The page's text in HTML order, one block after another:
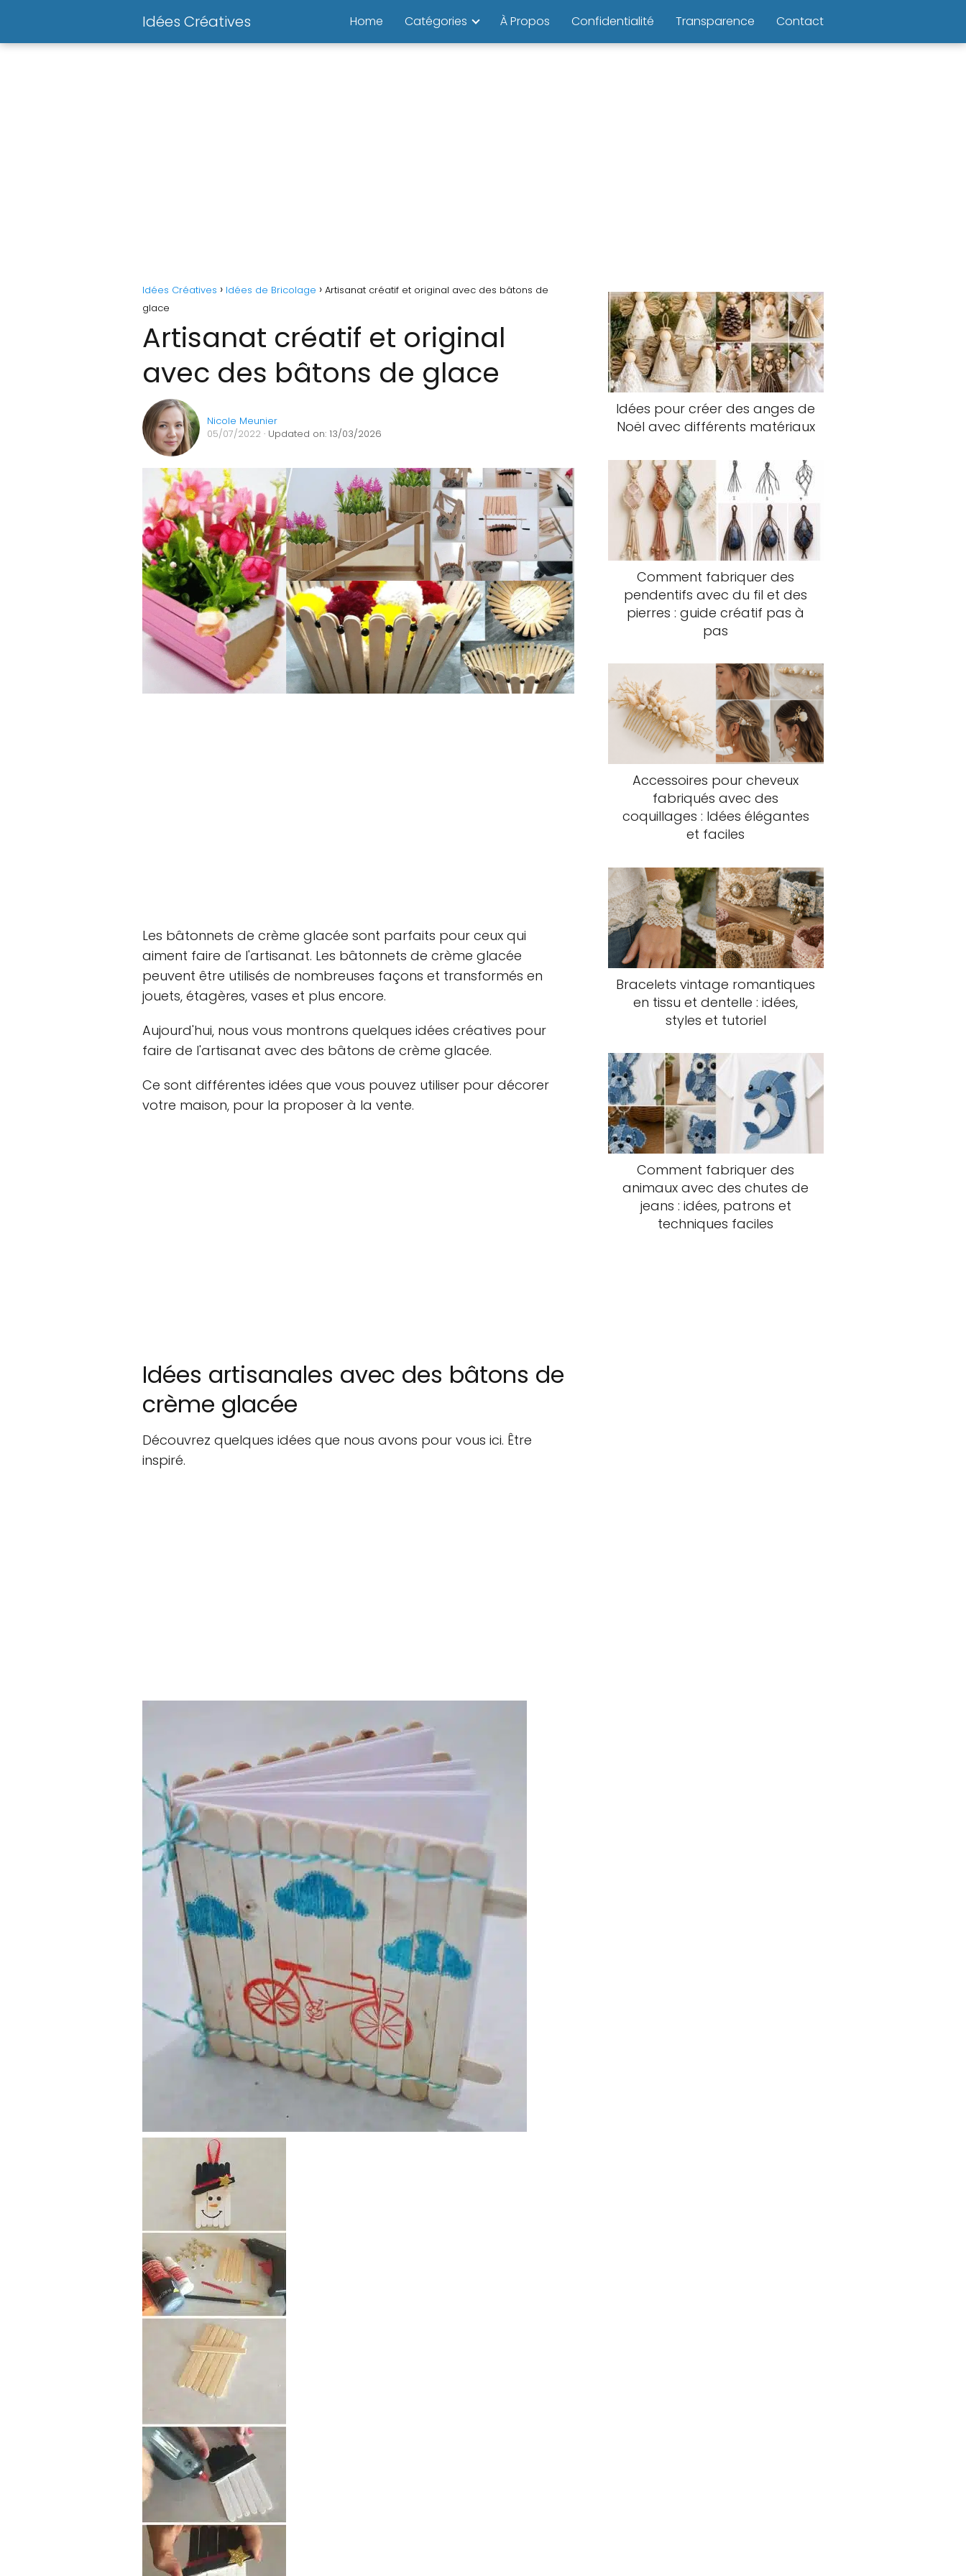
Idées Créatives Home Catégories À Propos Confidentialité Transparence Contact
Idées Créatives Idées de Bricolage
Artisanat créatif et original avec des bâtons de
glace
Artisanat créatif et original
avec des bâtons de glace
Nicole Meunier
05/07/2022 · Updated on: 13/03/2026
Les bâtonnets de crème glacée sont parfaits pour ceux qui
aiment faire de l'artisanat. Les bâtonnets de crème glacée
peuvent être utilisés de nombreuses façons et transformés en
jouets, étagères, vases et plus encore.
Aujourd'hui, nous vous montrons quelques idées créatives pour
faire de l'artisanat avec des bâtons de crème glacée.
Ce sont différentes idées que vous pouvez utiliser pour décorer
votre maison, pour la proposer à la vente.
Idées artisanales avec des bâtons de
crème glacée
Découvrez quelques idées que nous avons pour vous ici. Être
inspiré.
Idées pour créer des anges de
Noël avec différents matériaux
Comment fabriquer des
pendentifs avec du fil et des
pierres : guide créatif pas à
pas
Accessoires pour cheveux
fabriqués avec des
coquillages : Idées élégantes
et faciles
Bracelets vintage romantiques
en tissu et dentelle : idées,
styles et tutoriel
Comment fabriquer des
animaux avec des chutes de
jeans : idées, patrons et
techniques faciles